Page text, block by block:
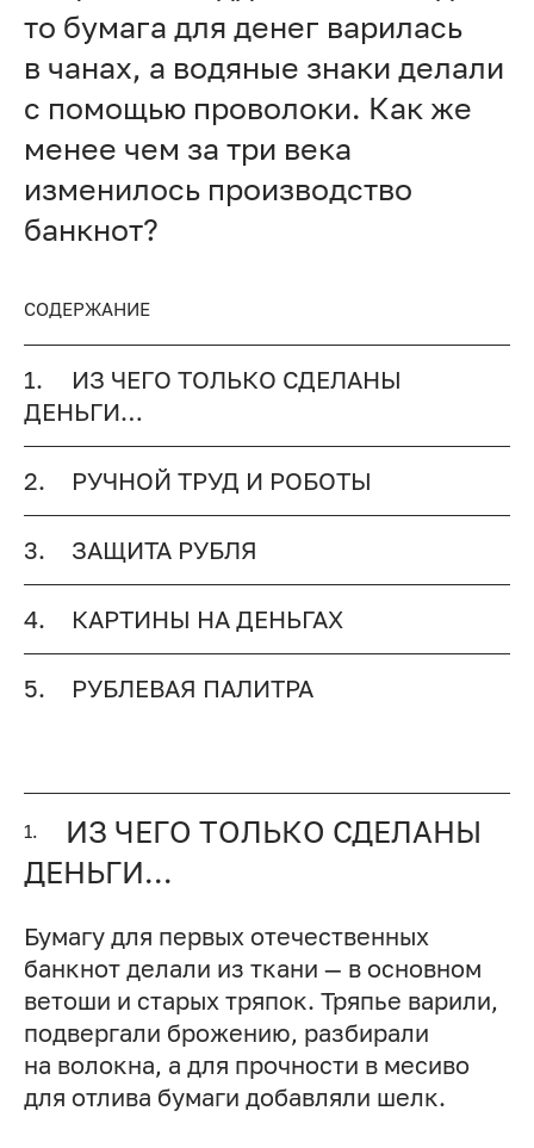
то бумага для денег варилась
в чанах, а водяные знаки делали
с помощью проволоки. Как же
менее чем за три века
изменилось производство
банкнот?
СОДЕРЖАНИЕ
1.
ИЗ ЧЕГО ТОЛЬКО СДЕЛАНЫ
ДЕНЬГИ…
2. РУЧНОЙ ТРУД И РОБОТЫ
3. ЗАЩИТА РУБЛЯ
4. КАРТИНЫ НА ДЕНЬГАХ
5. РУБЛЕВАЯ ПАЛИТРА
1.
ИЗ ЧЕГО ТОЛЬКО СДЕЛАНЫ
ДЕНЬГИ…
Бумагу для первых отечественных
банкнот делали из ткани — в основном
ветоши и старых тряпок. Тряпье варили,
подвергали брожению, разбирали
на волокна, а для прочности в месиво
для отлива бумаги добавляли шелк.